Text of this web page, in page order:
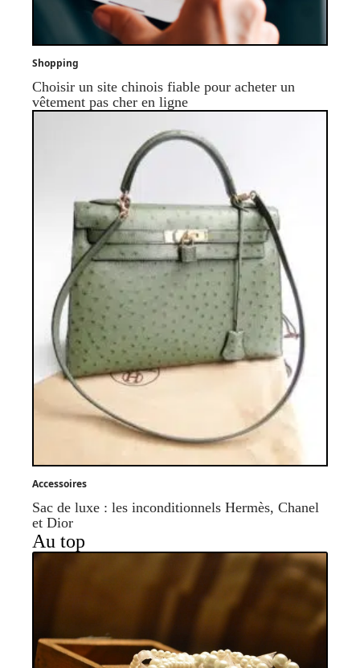
Shopping
Choisir un site chinois fiable pour acheter un
vêtement pas cher en ligne
Accessoires
Sac de luxe : les inconditionnels Hermès, Chanel
et Dior
Au top